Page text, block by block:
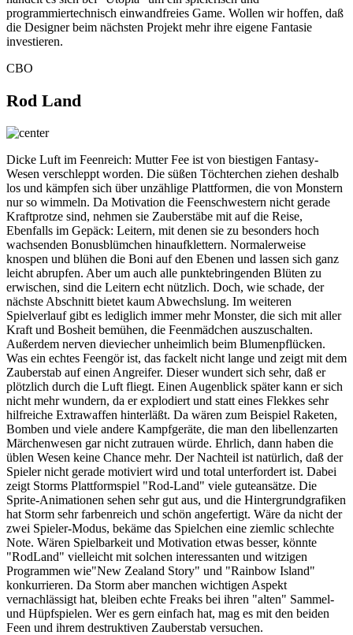
programmiertechnisch einwandfreies Game. Wollen wir hoffen, daß
die Designer beim nächsten Projekt mehr ihre eigene Fantasie
investieren.
CBO
Rod Land
Dicke Luft im Feenreich: Mutter Fee ist von biestigen Fantasy-
Wesen verschleppt worden. Die süßen Töchterchen ziehen deshalb
los und kämpfen sich über unzählige Plattformen, die von Monstern
nur so wimmeln. Da Motivation die Feenschwestern nicht gerade
Kraftprotze sind, nehmen sie Zauberstäbe mit auf die Reise,
Ebenfalls im Gepäck: Leitern, mit denen sie zu besonders hoch
wachsenden Bonusblümchen hinaufklettern. Normalerweise
knospen und blühen die Boni auf den Ebenen und lassen sich ganz
leicht abrupfen. Aber um auch alle punktebringenden Blüten zu
erwischen, sind die Leitern echt nützlich. Doch, wie schade, der
nächste Abschnitt bietet kaum Abwechslung. Im weiteren
Spielverlauf gibt es lediglich immer mehr Monster, die sich mit aller
Kraft und Bosheit bemühen, die Feenmädchen auszuschalten.
Außerdem nerven dieviecher unheimlich beim Blumenpflücken.
Was ein echtes Feengör ist, das fackelt nicht lange und zeigt mit dem
Zauberstab auf einen Angreifer. Dieser wundert sich sehr, daß er
plötzlich durch die Luft fliegt. Einen Augenblick später kann er sich
nicht mehr wundern, da er explodiert und statt eines Flekkes sehr
hilfreiche Extrawaffen hinterläßt. Da wären zum Beispiel Raketen,
Bomben und viele andere Kampfgeräte, die man den libellenzarten
Märchenwesen gar nicht zutrauen würde. Ehrlich, dann haben die
üblen Wesen keine Chance mehr. Der Nachteil ist natürlich, daß der
Spieler nicht gerade motiviert wird und total unterfordert ist. Dabei
zeigt Storms Plattformspiel "Rod-Land" viele guteansätze. Die
Sprite-Animationen sehen sehr gut aus, und die Hintergrundgrafiken
hat Storm sehr farbenreich und schön angefertigt. Wäre da nicht der
zwei Spieler-Modus, bekäme das Spielchen eine ziemlic schlechte
Note. Wären Spielbarkeit und Motivation etwas besser, könnte
"RodLand" vielleicht mit solchen interessanten und witzigen
Programmen wie"New Zealand Story" und "Rainbow Island"
konkurrieren. Da Storm aber manchen wichtigen Aspekt
vernachlässigt hat, bleiben echte Freaks bei ihren "alten" Sammel-
und Hüpfspielen. Wer es gern einfach hat, mag es mit den beiden
Feen und ihrem destruktiven Zauberstab versuchen.